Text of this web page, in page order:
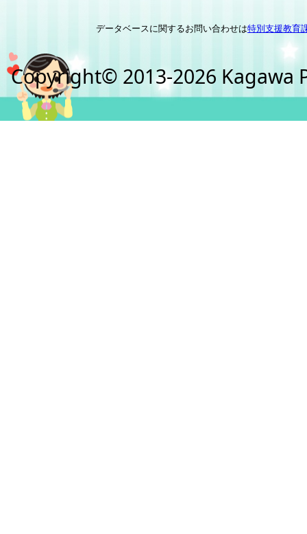
データベースに関するお問い合わせは特別支援教育
Copyright© 2013-2026 Kagawa